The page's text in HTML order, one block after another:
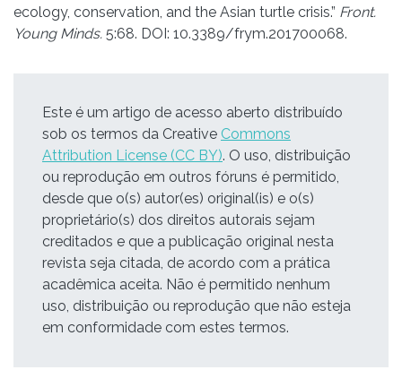
ecology, conservation, and the Asian turtle crisis.” Front.
Young Minds. 5:68. DOI: 10.3389/frym.201700068.
Este é um artigo de acesso aberto distribuído
sob os termos da Creative Commons
Attribution License (CC BY). O uso, distribuição
ou reprodução em outros fóruns é permitido,
desde que o(s) autor(es) original(is) e o(s)
proprietário(s) dos direitos autorais sejam
creditados e que a publicação original nesta
revista seja citada, de acordo com a prática
acadêmica aceita. Não é permitido nenhum
uso, distribuição ou reprodução que não esteja
em conformidade com estes termos.